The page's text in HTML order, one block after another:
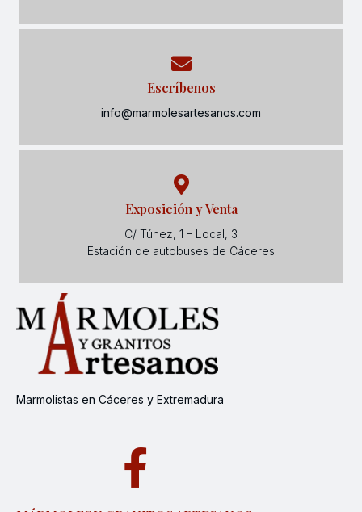
Escríbenos
info@marmolesartesanos.com
Exposición y Venta
C/ Túnez, 1 – Local, 3
Estación de autobuses de Cáceres
Marmolistas en Cáceres y Extremadura